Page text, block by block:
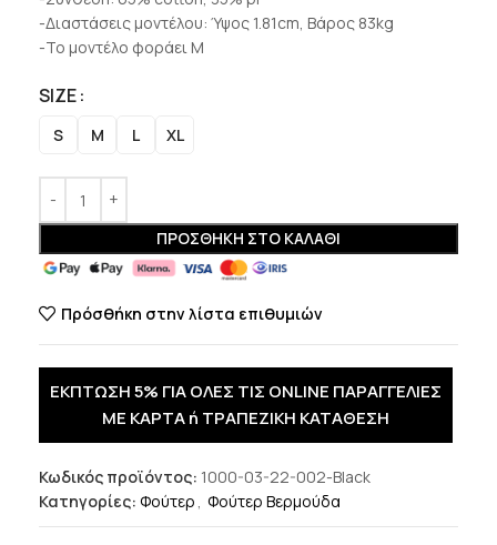
-Διαστάσεις μοντέλου: Ύψος 1.81cm, Βάρος 83kg
-Το μοντέλο φοράει M
SIZE
S M L XL
ΠΡΟΣΘΉΚΗ ΣΤΟ ΚΑΛΆΘΙ
Πρόσθήκη στην λίστα επιθυμιών
ΕΚΠΤΩΣΗ 5% ΓΙΑ ΟΛΕΣ ΤΙΣ ONLINE ΠΑΡΑΓΓΕΛΙΕΣ
ΜΕ ΚΑΡΤΑ ή ΤΡΑΠΕΖΙΚΗ ΚΑΤΑΘΕΣΗ
Κωδικός προϊόντος: 1000-03-22-002-Black
Κατηγορίες: Φούτερ , Φούτερ Βερμούδα